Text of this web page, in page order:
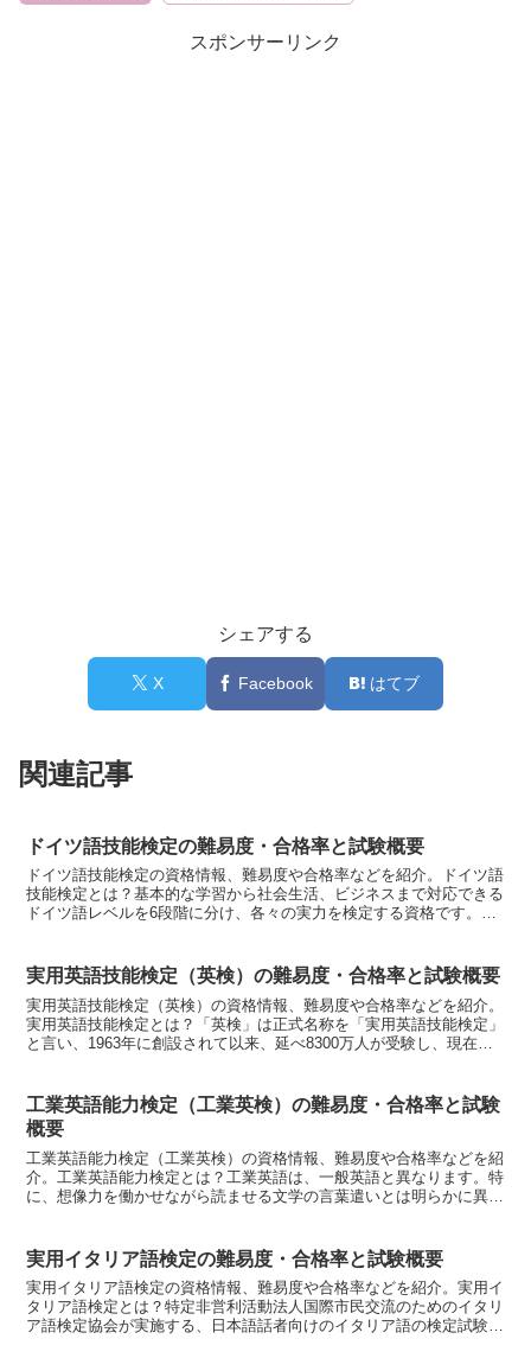
スポンサーリンク
シェアする
X Facebook はてブ
関連記事
ドイツ語技能検定の難易度・合格率と試験概要
ドイツ語技能検定の資格情報、難易度や合格率などを紹介。ドイツ語
技能検定とは？基本的な学習から社会生活、ビジネスまで対応できる
ドイツ語レベルを6段階に分け、各々の実力を検定する資格です。資
実用英語技能検定（英検）の難易度・合格率と試験概要
実用英語技能検定（英検）の資格情報、難易度や合格率などを紹介。
実用英語技能検定とは？「英検」は正式名称を「実用英語技能検定」
と言い、1963年に創設されて以来、延べ8300万人が受験し、現在は
工業英語能力検定（工業英検）の難易度・合格率と試験
概要
工業英語能力検定（工業英検）の資格情報、難易度や合格率などを紹
介。工業英語能力検定とは？工業英語は、一般英語と異なります。特
に、想像力を働かせながら読ませる文学の言葉遣いとは明らかに異な
実用イタリア語検定の難易度・合格率と試験概要
実用イタリア語検定の資格情報、難易度や合格率などを紹介。実用イ
タリア語検定とは？特定非営利活動法人国際市民交流のためのイタリ
ア語検定協会が実施する、日本語話者向けのイタリア語の検定試験で